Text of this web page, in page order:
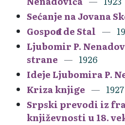
Sećanje na Jovana
Gospođa de Stal
Ljubomir P.
strane
1926
Ideje Ljubomira P.
Kriza knjige
1927
Srpski prevodi iz
književnosti u 18.